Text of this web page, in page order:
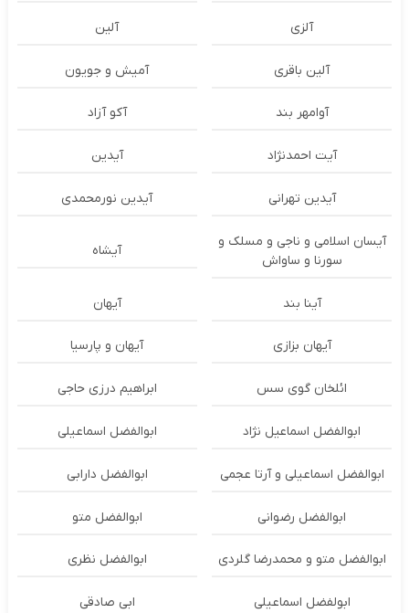
آلزی آلین
آلین باقری آمیش و جویون
آوامهر بند آکو آزاد
آیت احمدنژاد آیدین
آیدین تهرانی آیدین نورمحمدی
آیسان اسلامی و ناجی و مسلک و
سورنا و ساواش
آیشاه
آینا بند آیهان
آیهان بزازی آیهان و پارسیا
ائلخان گوی سس ابراهیم درزی حاجی
ابوالفضل اسماعیل نژاد ابوالفضل اسماعیلی
ابوالفضل اسماعیلی و آرتا عجمی ابوالفضل دارابی
ابوالفضل رضوانی ابوالفضل متو
ابوالفضل متو و محمدرضا گلردی ابوالفضل نظری
ابولفضل اسماعیلی ابی صادقی